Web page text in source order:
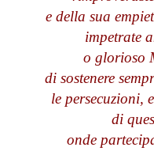
e della sua
impetrate
o glorioso
di sostenere
le persecuzioni,
di
onde